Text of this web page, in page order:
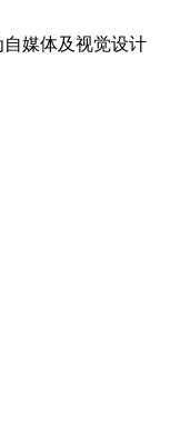
媒体及视觉设计